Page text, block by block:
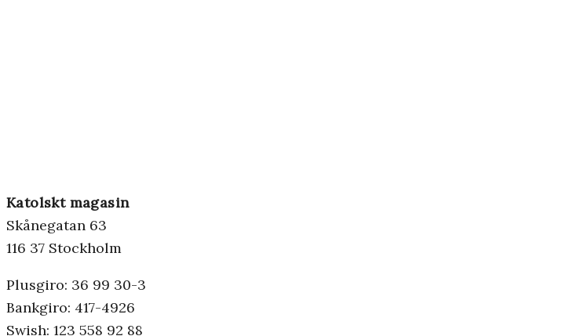
Katolskt magasin
Skånegatan 63
116 37 Stockholm
Plusgiro: 36 99 30-3
Bankgiro: 417-4926
Swish: 123 558 92 88